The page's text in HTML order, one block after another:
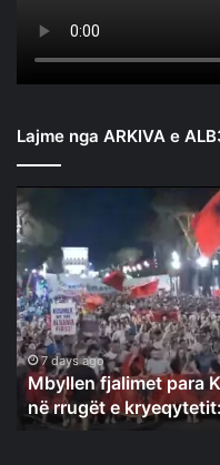
Lajme nga ARKIVA e
Mbyllen
fjalimet
para
Kryeministrisë/
Nis
marshimi
në
rrugët
kryeqytetit:
7 days ago
Mbyllen fjalimet para
në rrugët e